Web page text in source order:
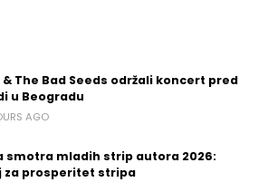
& The Bad Seeds održali koncert pred
u Beogradu
AGO
smotra mladih strip autora 2026:
za prosperitet stripa